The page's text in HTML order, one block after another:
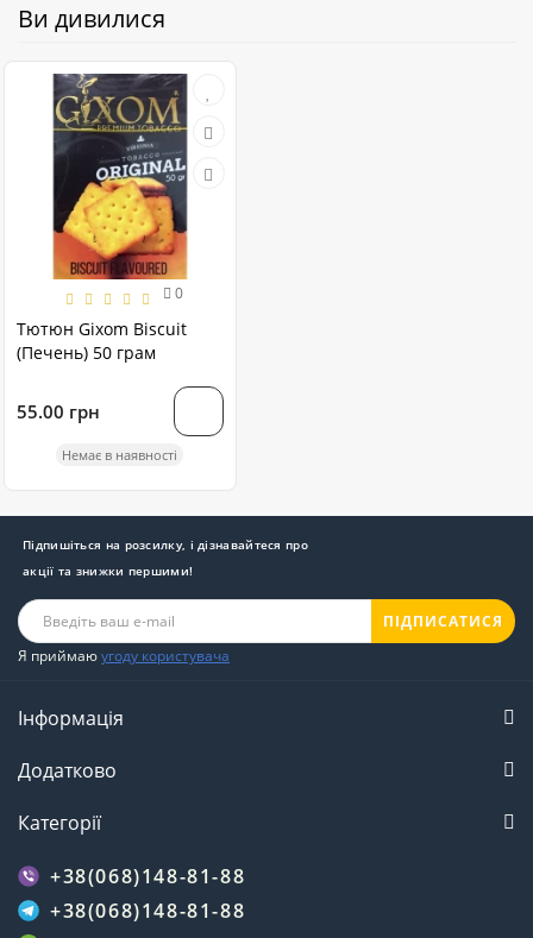
Ви дивилися
0
Тютюн Gixom Biscuit
(Печень) 50 грам
55.00 грн
Немає в наявності
Підпишіться на розсилку, і дізнавайтеся про
акції та знижки першими!
ПІДПИСАТИСЯ
Я приймаюугоду користувача
Інформація
Додатково
Категорії
+38(068)148-81-88
+38(068)148-81-88